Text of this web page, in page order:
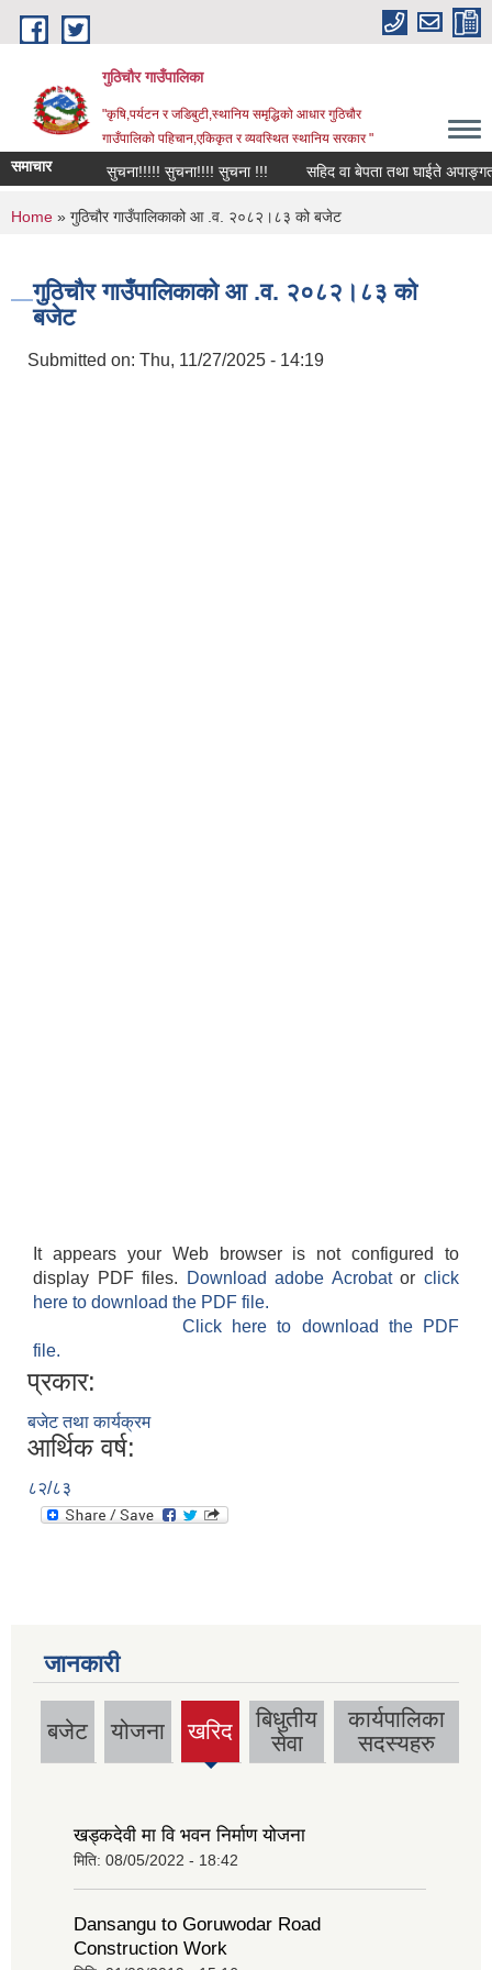
Skip to main content
गुठिचौर गाउँपालिका
"कृषि,पर्यटन र जडिबुटी,स्थानिय समृद्धिको आधार गुठिचौर
गाउँपालिको पहिचान,एकिकृत र व्यवस्थित स्थानिय सरकार "
समाचार सुचना!!!!! सुचना!!!! सुचना !!! सहिद वा बेपता तथा घाईते अपाङ्गता
You are here
Home » गुठिचौर गाउँपालिकाको आ .व. २०८२।८३ को बजेट
गुठिचौर गाउँपालिकाको आ .व. २०८२।८३ को
बजेट
Submitted on: Thu, 11/27/2025 - 14:19
It appears your Web browser is not configured to
display PDF files.
Download adobe Acrobatorclick
here to download the PDF file.
Click here to download the PDF
file.
प्रकार:
बजेट तथा कार्यक्रम
आर्थिक वर्ष:
८२/८३
जानकारी
बजेट योजना खरिद
(active
tab)
बिधुतीय
सेवा
कार्यपालिका
सदस्यहरु
खड्कदेवी मा वि भवन निर्माण योजना
मिति: 08/05/2022 - 18:42
Dansangu to Goruwodar Road
Construction Work